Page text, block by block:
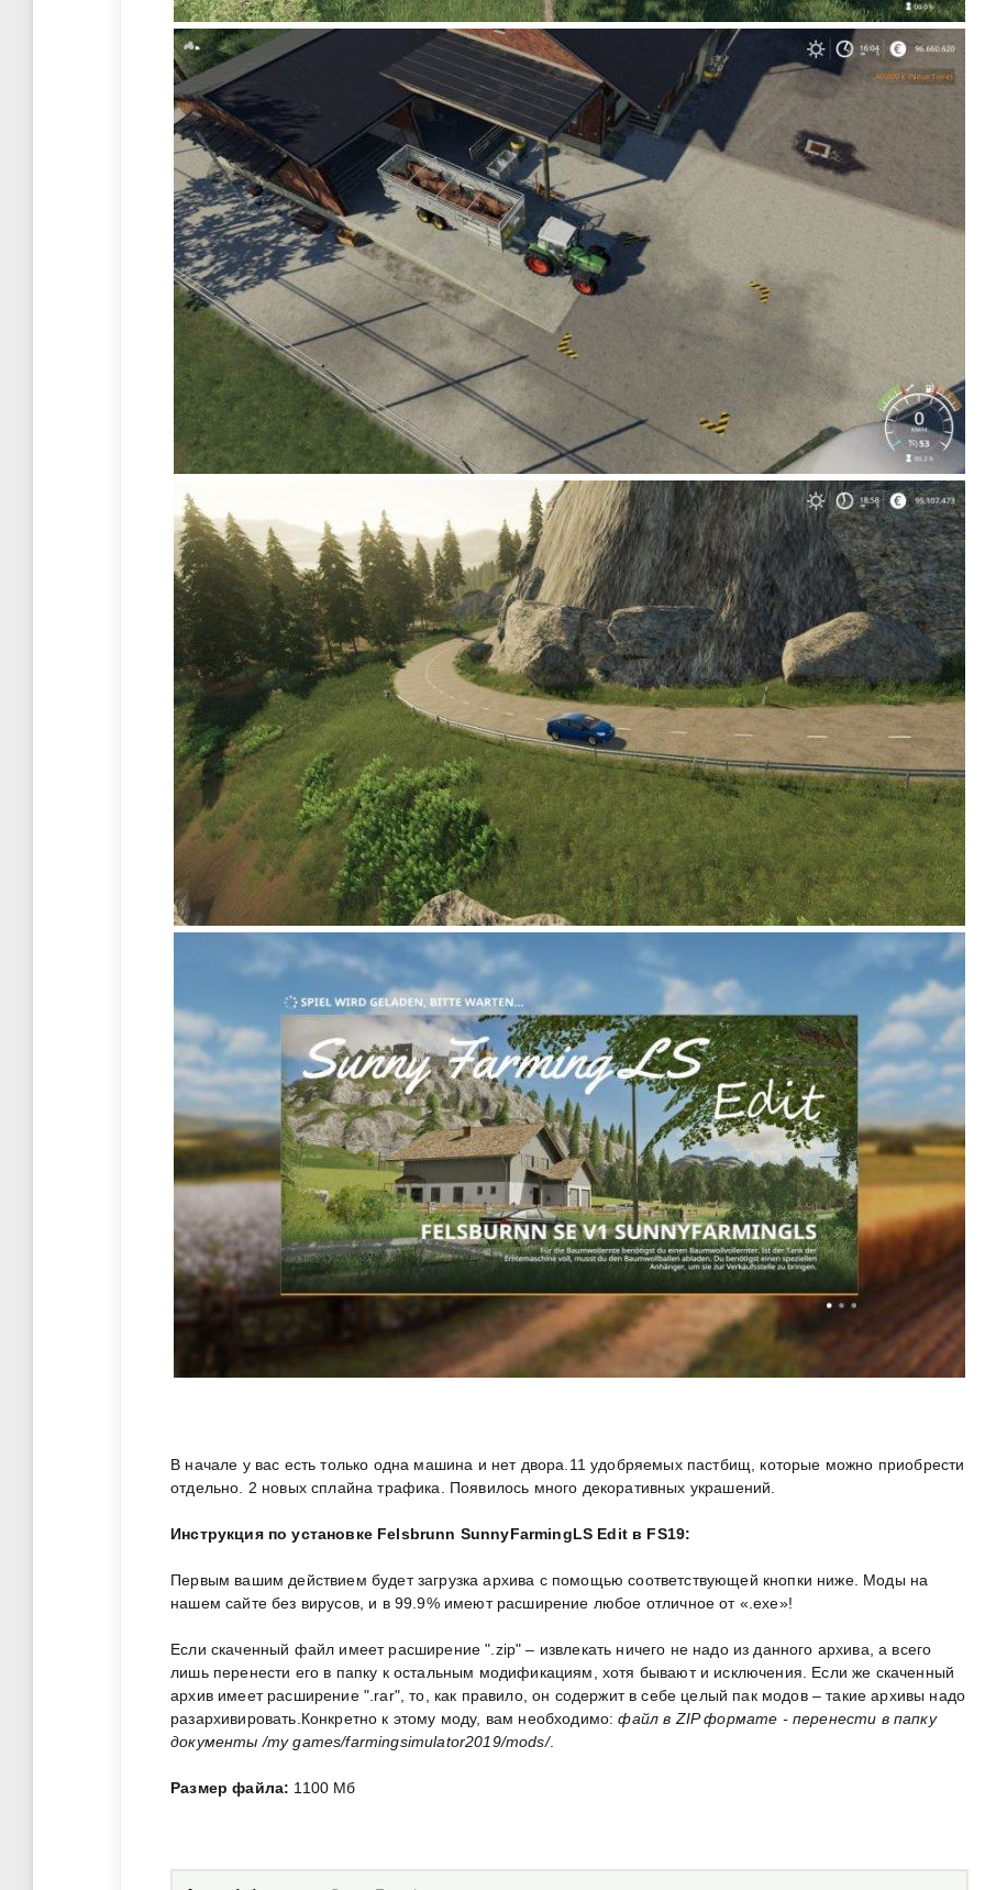
В начале у вас есть только одна машина и нет двора.11 удобряемых пастбищ, которые можно приобрести
отдельно. 2 новых сплайна трафика. Появилось много декоративных украшений.
Инструкция по установке Felsbrunn SunnyFarmingLS Edit в FS19:
Первым вашим действием будет загрузка архива с помощью соответствующей кнопки ниже. Моды на
нашем сайте без вирусов, и в 99.9% имеют расширение любое отличное от «.exe»!
Если скаченный файл имеет расширение ".zip" – извлекать ничего не надо из данного архива, а всего
лишь перенести его в папку к остальным модификациям, хотя бывают и исключения. Если же скаченный
архив имеет расширение ".rar", то, как правило, он содержит в себе целый пак модов – такие архивы надо
разархивировать.Конкретно к этому моду, вам необходимо:файл в ZIP формате - перенести в папку
документы /my games/farmingsimulator2019/mods/.
Размер файла: 1100 Мб